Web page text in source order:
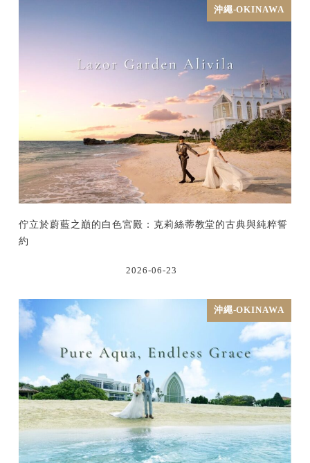
沖繩-OKINAWA
佇立於蔚藍之巔的白色宮殿：克莉絲蒂教堂的古典與純粹誓
約
2026-06-23
沖繩-OKINAWA